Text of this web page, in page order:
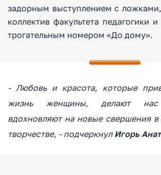
задорным выступлением с
коллектив факультета педагогики
трогательным номером «До дому».
- Любовь и красота, которые
жизнь женщины, делают
вдохновляют на новые свершения в
творчестве, - подчеркнул Игорь